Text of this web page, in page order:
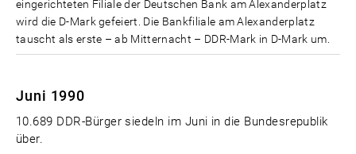
eingerichteten Filiale der Deutschen Bank am Alexanderplatz
wird die D-Mark gefeiert. Die Bankfiliale am Alexanderplatz
tauscht als erste – ab Mitternacht – DDR-Mark in D-Mark um.
Juni 1990
10.689 DDR-Bürger siedeln im Juni in die Bundesrepublik
über.